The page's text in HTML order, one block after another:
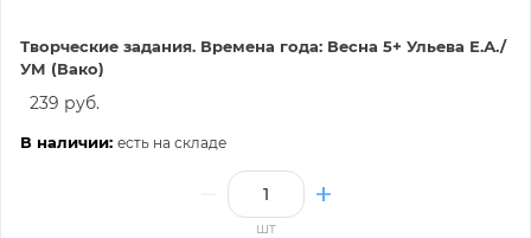
Творческие задания. Времена года: Весна 5+ Ульева Е.А./
УМ (Вако)
239 руб.
В наличии: есть на складе
шт